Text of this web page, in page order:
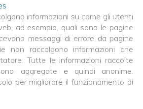
informazioni su come gli utenti
ad esempio, quali sono le pagine
messaggi di errore da pagine
non raccolgono informazioni che
Tutte le informazioni raccolte
aggregate e quindi anonime.
per migliorare il funzionamento di